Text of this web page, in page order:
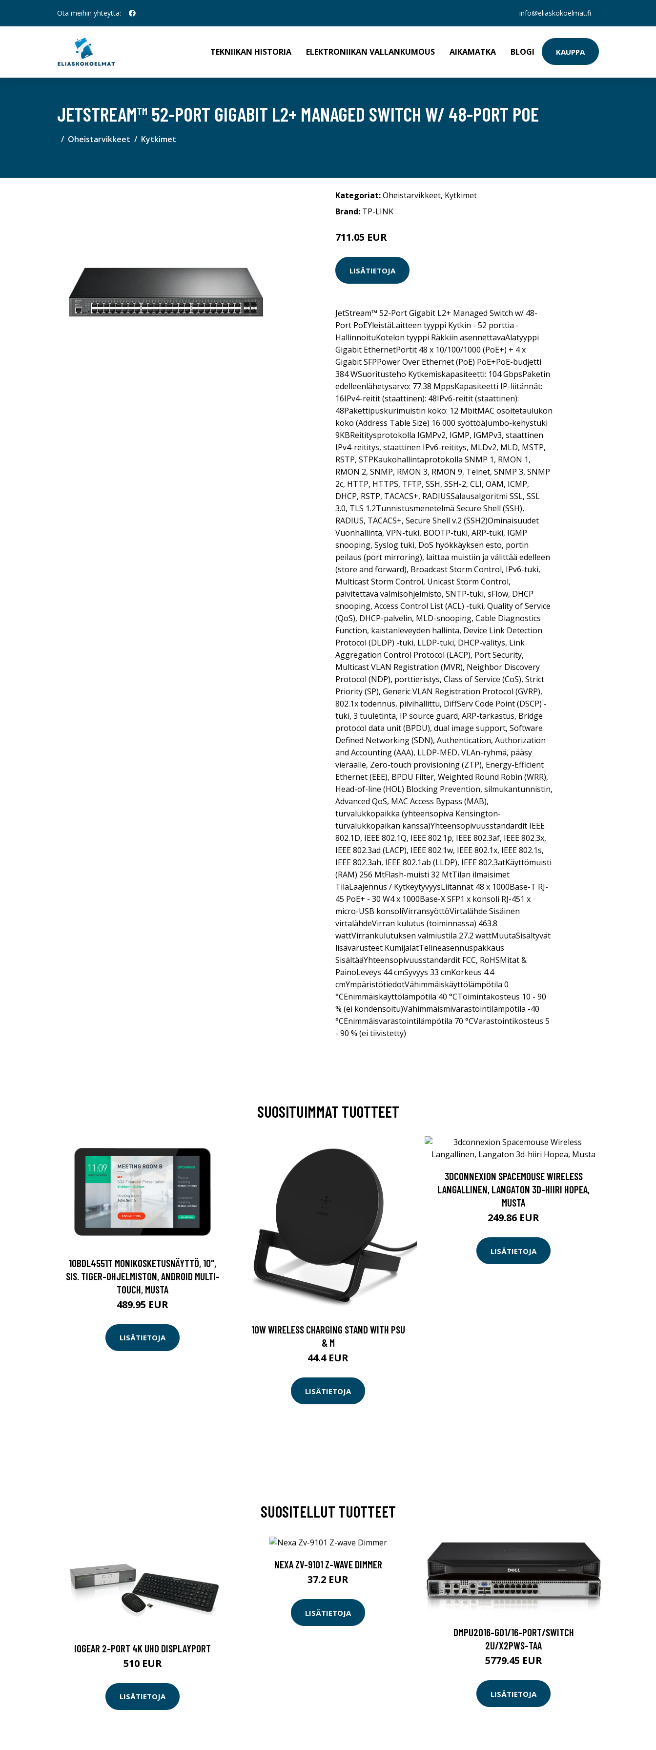
Ota meihin yhteyttä: info@eliaskokoelmat.fi
TEKNIIKAN HISTORIA ELEKTRONIIKAN VALLANKUMOUS AIKAMATKA BLOGI KAUPPA
JETSTREAM™ 52-PORT GIGABIT L2+ MANAGED SWITCH W/ 48-PORT POE
Oheistarvikkeet Kytkimet
Kategoriat:Oheistarvikkeet, Kytkimet
Brand: TP-LINK
711.05 EUR
LISÄTIETOJA
JetStream™ 52-Port Gigabit L2+ Managed Switch w/ 48-
Port PoEYleistäLaitteen tyyppi Kytkin - 52 porttia -
HallinnoituKotelon tyyppi Räkkiin asennettavaAlatyyppi
Gigabit EthernetPortit 48 x 10/100/1000 (PoE+) + 4 x
Gigabit SFPPower Over Ethernet (PoE) PoE+PoE-budjetti
384 WSuoritusteho Kytkemiskapasiteetti: 104 GbpsPaketin
edelleenlähetysarvo: 77.38 MppsKapasiteetti IP-liitännät:
16IPv4-reitit (staattinen): 48IPv6-reitit (staattinen):
48Pakettipuskurimuistin koko: 12 MbitMAC osoitetaulukon
koko (Address Table Size) 16 000 syöttöäJumbo-kehystuki
9KBReititysprotokolla IGMPv2, IGMP, IGMPv3, staattinen
IPv4-reititys, staattinen IPv6-reititys, MLDv2, MLD, MSTP,
RSTP, STPKaukohallintaprotokolla SNMP 1, RMON 1,
RMON 2, SNMP, RMON 3, RMON 9, Telnet, SNMP 3, SNMP
2c, HTTP, HTTPS, TFTP, SSH, SSH-2, CLI, OAM, ICMP,
DHCP, RSTP, TACACS+, RADIUSSalausalgoritmi SSL, SSL
3.0, TLS 1.2Tunnistusmenetelmä Secure Shell (SSH),
RADIUS, TACACS+, Secure Shell v.2 (SSH2)Ominaisuudet
Vuonhallinta, VPN-tuki, BOOTP-tuki, ARP-tuki, IGMP
snooping, Syslog tuki, DoS hyökkäyksen esto, portin
peilaus (port mirroring), laittaa muistiin ja välittää edelleen
(store and forward), Broadcast Storm Control, IPv6-tuki,
Multicast Storm Control, Unicast Storm Control,
päivitettävä valmisohjelmisto, SNTP-tuki, sFlow, DHCP
snooping, Access Control List (ACL) -tuki, Quality of Service
(QoS), DHCP-palvelin, MLD-snooping, Cable Diagnostics
Function, kaistanleveyden hallinta, Device Link Detection
Protocol (DLDP) -tuki, LLDP-tuki, DHCP-välitys, Link
Aggregation Control Protocol (LACP), Port Security,
Multicast VLAN Registration (MVR), Neighbor Discovery
Protocol (NDP), porttieristys, Class of Service (CoS), Strict
Priority (SP), Generic VLAN Registration Protocol (GVRP),
802.1x todennus, pilvihallittu, DiffServ Code Point (DSCP) -
tuki, 3 tuuletinta, IP source guard, ARP-tarkastus, Bridge
protocol data unit (BPDU), dual image support, Software
Defined Networking (SDN), Authentication, Authorization
and Accounting (AAA), LLDP-MED, VLAn-ryhmä, pääsy
vieraalle, Zero-touch provisioning (ZTP), Energy-Efficient
Ethernet (EEE), BPDU Filter, Weighted Round Robin (WRR),
Head-of-line (HOL) Blocking Prevention, silmukantunnistin,
Advanced QoS, MAC Access Bypass (MAB),
turvalukkopaikka (yhteensopiva Kensington-
turvalukkopaikan kanssa)Yhteensopivuusstandardit IEEE
802.1D, IEEE 802.1Q, IEEE 802.1p, IEEE 802.3af, IEEE 802.3x,
IEEE 802.3ad (LACP), IEEE 802.1w, IEEE 802.1x, IEEE 802.1s,
IEEE 802.3ah, IEEE 802.1ab (LLDP), IEEE 802.3atKäyttömuisti
(RAM) 256 MtFlash-muisti 32 MtTilan ilmaisimet
TilaLaajennus / KytkeytyvyysLiitännät 48 x 1000Base-T RJ-
45 PoE+ - 30 W4 x 1000Base-X SFP1 x konsoli RJ-451 x
micro-USB konsoliVirransyöttöVirtalähde Sisäinen
virtalähdeVirran kulutus (toiminnassa) 463.8
wattVirrankulutuksen valmiustila 27.2 wattMuutaSisältyvät
lisävarusteet KumijalatTelineasennuspakkaus
SisältääYhteensopivuusstandardit FCC, RoHSMitat &
PainoLeveys 44 cmSyvyys 33 cmKorkeus 4.4
cmYmpäristötiedotVähimmäiskäyttölämpötila 0
°CEnimmäiskäyttölämpötila 40 °CToimintakosteus 10 - 90
% (ei kondensoitu)Vähimmäismivarastointilämpötila -40
°CEnimmäisvarastointilämpötila 70 °CVarastointikosteus 5
- 90 % (ei tiivistetty)
SUOSITUIMMAT TUOTTEET
10BDL4551T MONIKOSKETUSNÄYTTÖ, 10",
SIS. TIGER-OHJELMISTON, ANDROID MULTI-
TOUCH, MUSTA
489.95 EUR
LISÄTIETOJA
10W WIRELESS CHARGING STAND WITH PSU
& M
44.4 EUR
LISÄTIETOJA
3DCONNEXION SPACEMOUSE WIRELESS
LANGALLINEN, LANGATON 3D-HIIRI HOPEA,
MUSTA
249.86 EUR
LISÄTIETOJA
SUOSITELLUT TUOTTEET
IOGEAR 2-PORT 4K UHD DISPLAYPORT
510 EUR
LISÄTIETOJA
NEXA ZV-9101 Z-WAVE DIMMER
37.2 EUR
LISÄTIETOJA
DMPU2016-G01/16-PORT/SWITCH
2U/X2PWS-TAA
5779.45 EUR
LISÄTIETOJA